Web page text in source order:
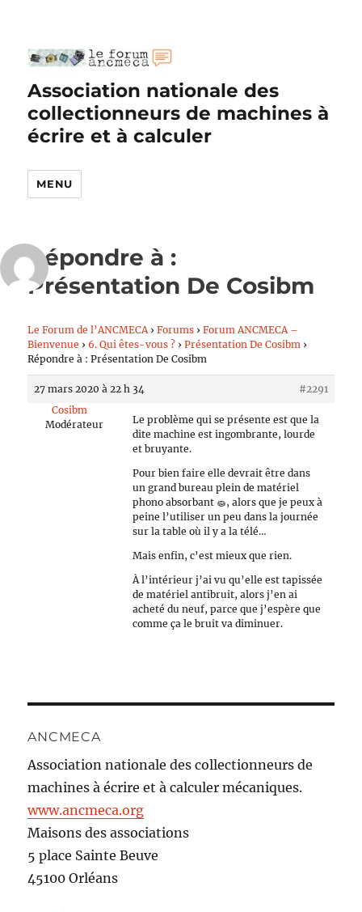
Association nationale des
collectionneurs de machines à
écrire et à calculer
MENU
Répondre à :
Présentation De Cosibm
Le Forum de l’ANCMECA › Forums › Forum ANCMECA –
Bienvenue › 6. Qui êtes-vous ? › Présentation De Cosibm ›
Répondre à : Présentation De Cosibm
27 mars 2020 à 22 h 34
#2291
Cosibm
Modérateur
Le problème qui se présente est que la
dite machine est ingombrante, lourde
et bruyante.
Pour bien faire elle devrait être dans
un grand bureau plein de matériel
phono absorbant 🧽, alors que je peux à
peine l’utiliser un peu dans la journée
sur la table où il y a la télé…
Mais enfin, c’est mieux que rien.
À l’intérieur j’ai vu qu’elle est tapissée
de matériel antibruit, alors j’en ai
acheté du neuf, parce que j’espère que
comme ça le bruit va diminuer.
ANCMECA
Association nationale des collectionneurs de
machines à écrire et à calculer mécaniques.
www.ancmeca.org
Maisons des associations
5 place Sainte Beuve
45100 Orléans